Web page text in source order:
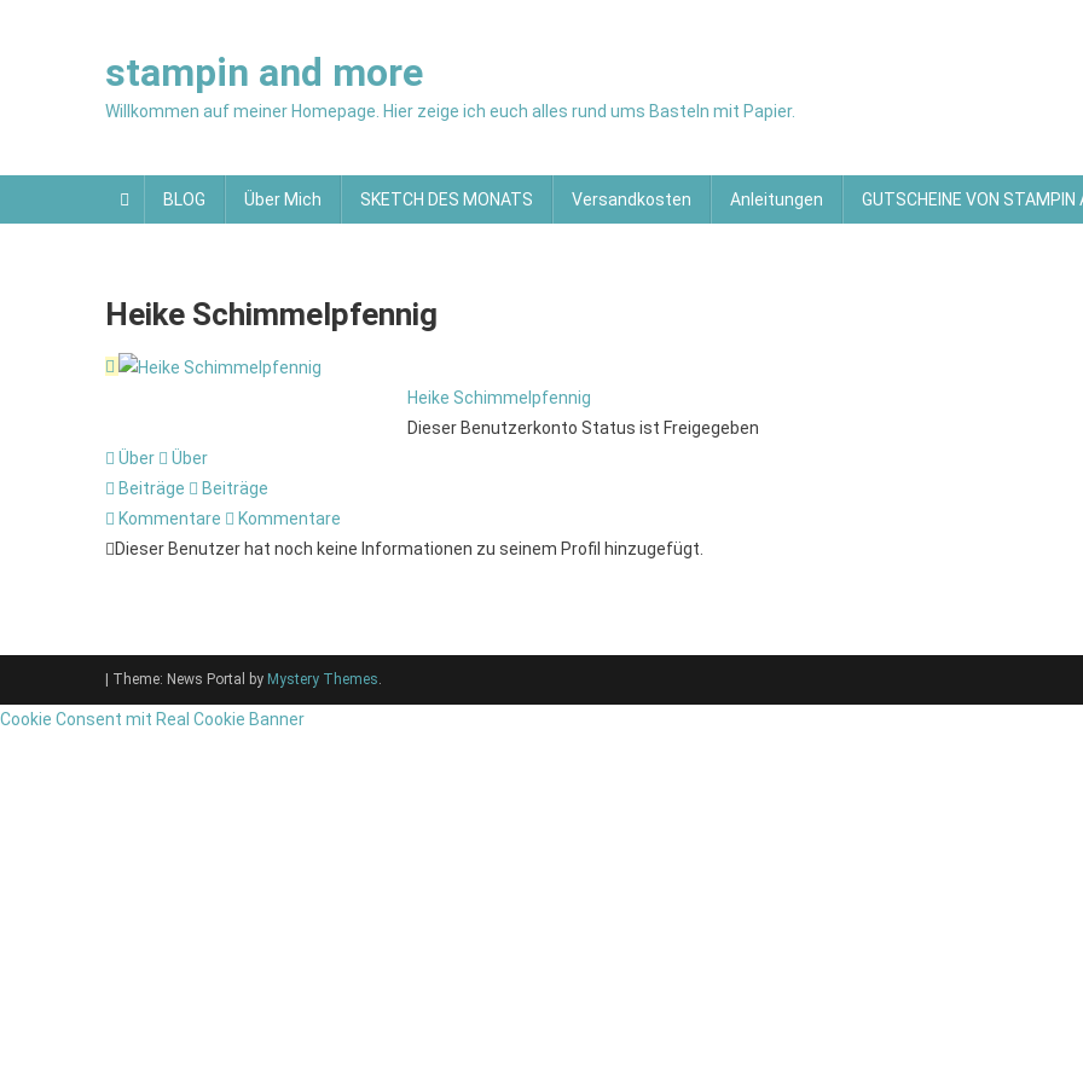
stampin and more
Willkommen auf meiner Homepage. Hier zeige ich euch alles rund ums Basteln mit Papier.
BLOG Über Mich SKETCH DES MONATS Versandkosten Anleitungen GUTSCHEINE VON STAMPIN
Heike Schimmelpfennig
Heike Schimmelpfennig
Dieser Benutzerkonto Status ist Freigegeben
Über
Über
Beiträge
Beiträge
Kommentare
Kommentare
Dieser Benutzer hat noch keine Informationen zu seinem Profil hinzugefügt.
| Theme: News Portal by Mystery Themes
Cookie Consent mit Real Cookie Banner